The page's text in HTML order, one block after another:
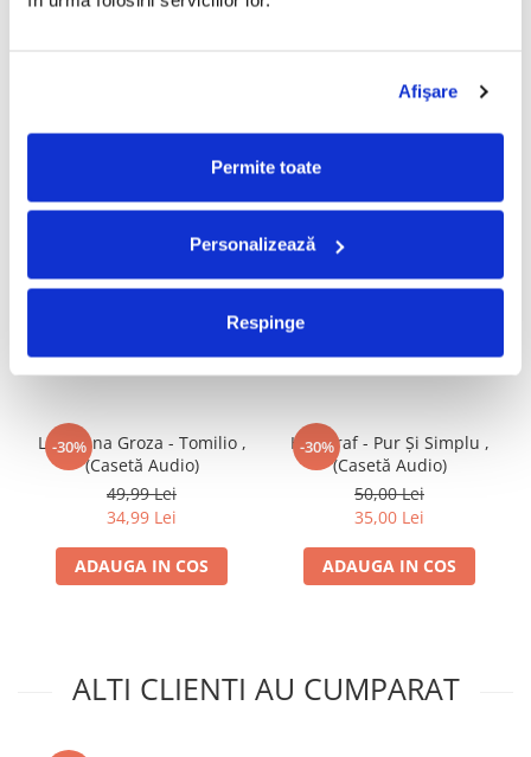
Afişare
Permite toate
Personalizează
Respinge
ADAUGA IN COS
(CASETA)
ADAUGA IN COS
FRECVENT CUMPARATE
IMPREUNA
-30%
Loredana Groza - Tomilio ,
(Casetă Audio)
49,99 Lei
34,99 Lei
ADAUGA IN COS
-30%
Holograf - Pur Și Simplu ,
(Casetă Audio)
50,00 Lei
35,00 Lei
ADAUGA IN COS
ALTI CLIENTI AU CUMPARAT